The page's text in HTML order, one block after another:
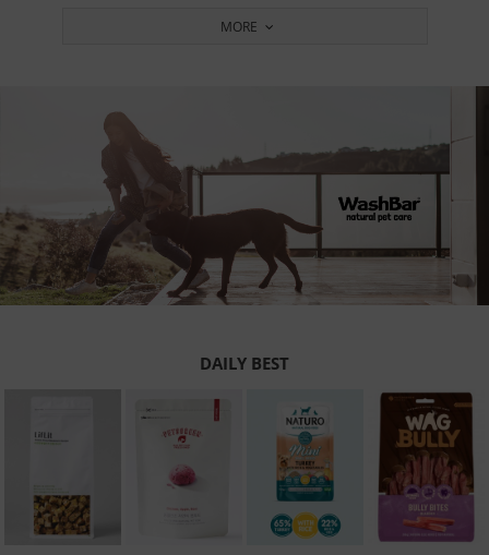
MORE
DAILY BEST